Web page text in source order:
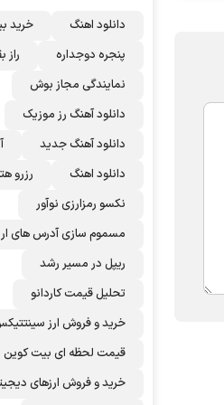
دانلود اهنگ
خرید
پنجره دوجداره
راز
نمایندگی مجاز بوش
دانلود آهنگ رز‌ موزیک
دانلود آهنگ جدید
دانلود اهنگ
رزرو
نکسو رمزارزی نوآور
مسموم سازی آدرس های
ریپل در مسیر رشد
تحلیل قیمت کاردانو
خرید و فروش ارز
قیمت لحظه ای بیت کوین
خرید و فروش ارزهای